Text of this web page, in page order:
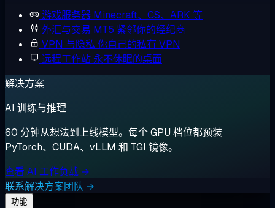
游戏服务器 Minecraft、CS、ARK 等
外汇与交易 MT5 紧邻你的经纪商
VPN 与隐私 你自己的私有 VPN
远程工作站 永不休眠的桌面
解决方案
AI 训练与推理
60 分钟从想法到上线模型。每个 GPU 档位都预装
PyTorch、CUDA、vLLM 和 TGI 镜像。
查看 AI 工作负载 →
联系解决方案团队 →